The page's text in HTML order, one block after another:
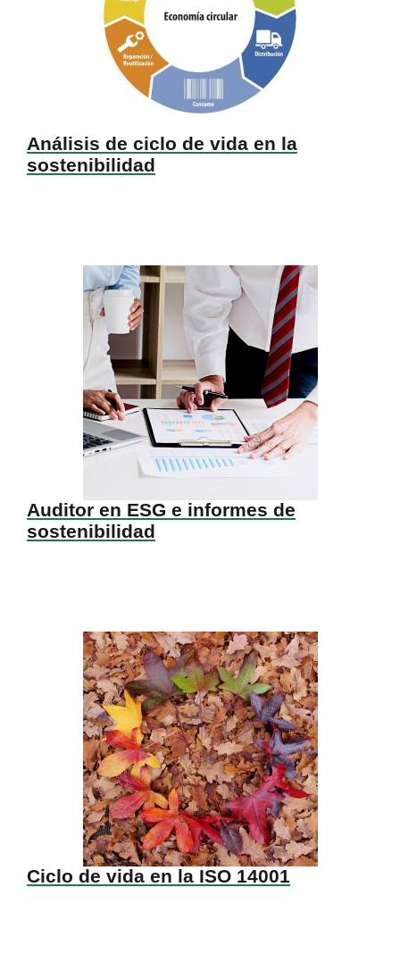
Análisis de ciclo de vida en la
sostenibilidad
Auditor en ESG e informes de
sostenibilidad
Ciclo de vida en la ISO 14001